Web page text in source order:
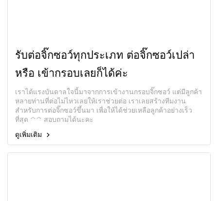
รับต่อจิ๊กซอว์ทุกประเภท ต่อจิ๊กซอว์เปล่า
หรือ เข้ากรอบเลยก็ได้ค่ะ
เราได้แรงบันดาลใจนี้มาจากการเข้างานกรอบจิ๊กซอว์ แต่มีลูกค้า
หลายท่านที่ต่อไม่ไหวเลยให้เราช่วยต่อ เราเลยสร้างทีมงาน
สำหรับการต่อจิ๊กซอว์ขึ้นมา เพื่อให้ได้ช่วยเหลือลูกค้าอย่างเร็ว
ที่สุด ^^ สอบถามได้นะคะ
ดูเพิ่มเติม